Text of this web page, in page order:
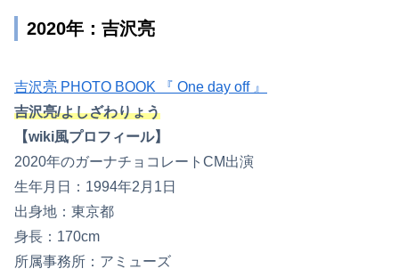
2020年：吉沢亮
吉沢亮 PHOTO BOOK 『 One day off 』
吉沢亮/よしざわりょう
【wiki風プロフィール】
2020年のガーナチョコレートCM出演
生年月日：1994年2月1日
出身地：東京都
身長：170cm
所属事務所：アミューズ